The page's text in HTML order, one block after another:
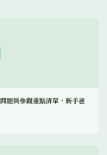
題與參觀重點清單，新手爸